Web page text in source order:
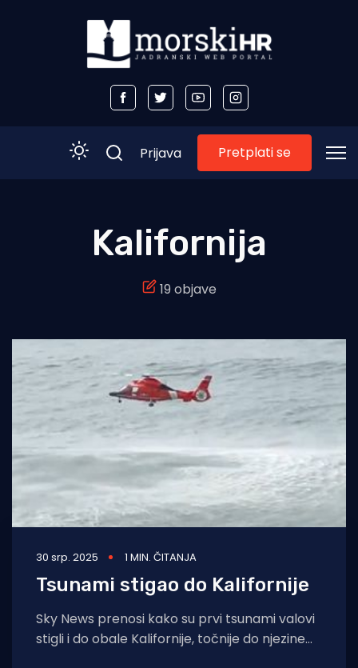
Morski plus
Otoci
Turizam i nautika
Pomorstvo
Ribolov
Ekologija
Tradicija i kultura
Prijava Pretplati se
Kalifornija
19 objave
30 srp. 2025 1 MIN. ČITANJA
Tsunami stigao do Kalifornije
Sky News prenosi kako su prvi tsunami valovi
stigli i do obale Kalifornije, točnije do njezine